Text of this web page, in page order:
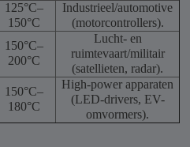
125°C–
150°C
Industrieel/automotive
(motorcontrollers).
150°C–
200°C
Lucht- en
ruimtevaart/militair
(satellieten, radar).
150°C–
180°C
High-power apparaten
(LED-drivers, EV-
omvormers).